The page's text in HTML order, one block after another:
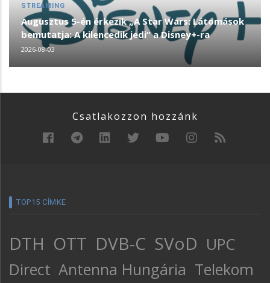
STREAMING
Augusztus 5-én érkezik „A Star Wars: Látomások
bemutatja: A kilencedik jedi” a Disney+-ra
2026-08-03
Csatlakozzon hozzánk
TOP15 CÍMKE
DTH OTT DVB-C SVoD UPC
Direct Antenna Hungária Telekom